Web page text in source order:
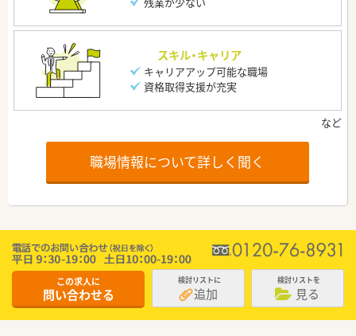
スキル・キャリア
キャリアアップ可能な職場
資格取得支援が充実
職場情報について詳しく聞く
この求人に
問い合わせる
検討リストに
追加
検討リストを
見る